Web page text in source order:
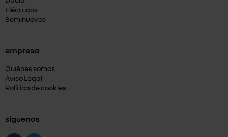
Eléctricos
Seminuevos
empresa
Quiénes somos
Aviso Legal
Política de cookies
síguenos